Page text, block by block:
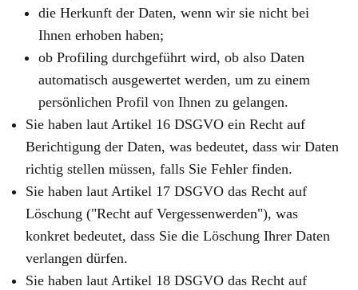
die Herkunft der Daten, wenn wir sie nicht bei
Ihnen erhoben haben;
ob Profiling durchgeführt wird, ob also Daten
automatisch ausgewertet werden, um zu einem
persönlichen Profil von Ihnen zu gelangen.
Sie haben laut Artikel 16 DSGVO ein Recht auf
Berichtigung der Daten, was bedeutet, dass wir Daten
richtig stellen müssen, falls Sie Fehler finden.
Sie haben laut Artikel 17 DSGVO das Recht auf
Löschung ("Recht auf Vergessenwerden"), was
konkret bedeutet, dass Sie die Löschung Ihrer Daten
verlangen dürfen.
Sie haben laut Artikel 18 DSGVO das Recht auf